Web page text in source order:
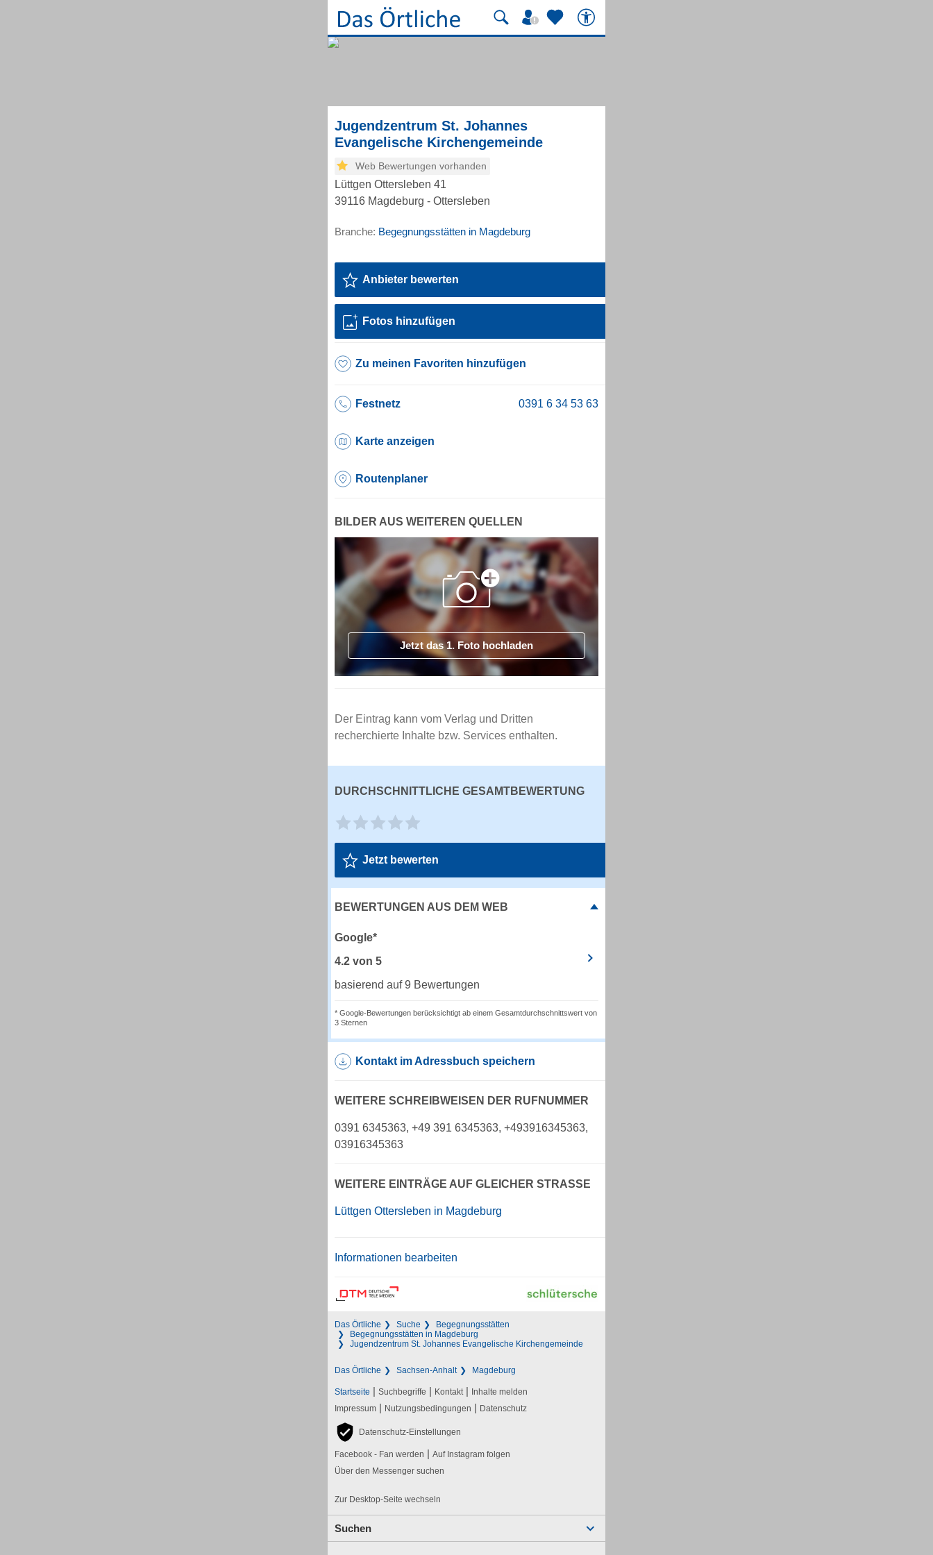
Jugendzentrum St. Johannes
Evangelische Kirchengemeinde
Web Bewertungen vorhanden
Lüttgen Ottersleben 41
39116 Magdeburg - Ottersleben
Branche: Begegnungsstätten in Magdeburg
Anbieter bewerten
Fotos hinzufügen
Zu meinen Favoriten hinzufügen
Festnetz
Karte anzeigen
Routenplaner
BILDER AUS WEITEREN QUELLEN
Jetzt das 1. Foto hochladen
Der Eintrag kann vom Verlag und Dritten
recherchierte Inhalte bzw. Services enthalten.
DURCHSCHNITTLICHE GESAMTBEWERTUNG
Jetzt bewerten
BEWERTUNGEN AUS DEM WEB
Google*
4.2 von 5
basierend auf 9 Bewertungen
* Google-Bewertungen berücksichtigt ab einem Gesamtdurchschnittswert von
3 Sternen
Kontakt im Adressbuch speichern
WEITERE SCHREIBWEISEN DER RUFNUMMER
0391 6345363, +49 391 6345363, +493916345363,
03916345363
WEITERE EINTRÄGE AUF GLEICHER STRASSE
Lüttgen Ottersleben in Magdeburg
Informationen bearbeiten
Das Örtliche Suche
Begegnungsstätten
Begegnungsstätten in Magdeburg
Jugendzentrum St. Johannes Evangelische Kirchengemeinde
Das Örtliche Sachsen-Anhalt Magdeburg
Startseite | Suchbegriffe | Kontakt | Inhalte melden
Impressum | Nutzungsbedingungen | Datenschutz
Datenschutz-Einstellungen
Facebook - Fan werden | Auf Instagram folgen
Über den Messenger suchen
Zur Desktop-Seite wechseln
Suchen